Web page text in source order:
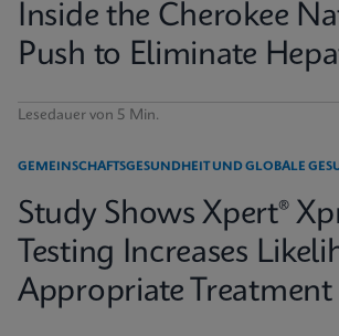
Inside the Cherokee
Push to Eliminate
Lesedauer von 5 Min.
GEMEINSCHAFTSGESUNDHEIT UND GLOBALE
Study Shows Xpert®
Testing Increases
Appropriate Treatment